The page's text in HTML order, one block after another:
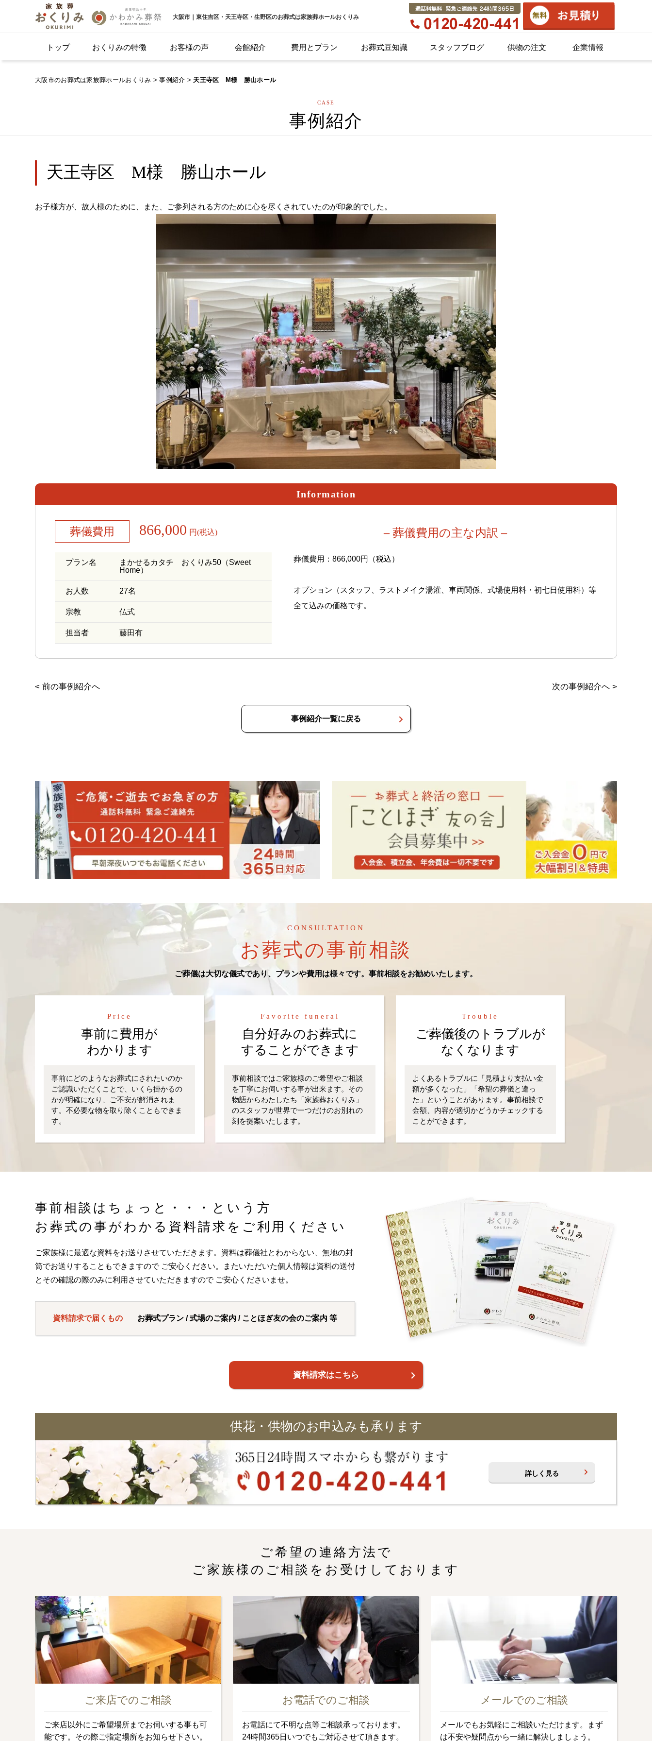
大阪市｜東住吉区・天王寺区・生野区のお葬式は家族葬ホールおくりみ
トップ おくりみの特徴 お客様の声 会館紹介 費用とプラン お葬式豆知識 スタッフブログ 供物の注文 企業情報
大阪市のお葬式は家族葬ホールおくりみ >事例紹介 > 天王寺区 M様 勝山ホール
CASE
事例紹介
天王寺区 M様 勝山ホール
お子様方が、故人様のために、また、ご参列される方のために心を尽くされていたのが印象的でした。
Information
葬儀費用 866,000 円(税込)
プラン名
まかせるカタチ おくりみ50（Sweet
Home）
お人数 27名
宗教 仏式
担当者 藤田有
– 葬儀費用の主な内訳 –
葬儀費用：866,000円（税込）
オプション（スタッフ、ラストメイク湯灌、車両関係、式場使用料・初七日使用料）等
全て込みの価格です。
< 前の事例紹介へ 次の事例紹介へ >
事例紹介一覧に戻る
CONSULTATION
お葬式の事前相談
ご葬儀は大切な儀式であり、プランや費用は様々です。事前相談をお勧めいたします。
Price
事前に費用が
わかります
事前にどのようなお葬式にされたいのか
ご認識いただくことで、いくら掛かるの
かが明確になり、ご不安が解消されま
す。不必要な物を取り除くこともできま
す。
Favorite funeral
自分好みのお葬式に
することができます
事前相談ではご家族様のご希望やご相談
を丁寧にお伺いする事が出来ます。その
物語からわたしたち「家族葬おくりみ」
のスタッフが世界で一つだけのお別れの
刻を提案いたします。
Trouble
ご葬儀後のトラブルが
なくなります
よくあるトラブルに「見積より支払い金
額が多くなった」「希望の葬儀と違っ
た」ということがあります。事前相談で
金額、内容が適切かどうかチェックする
ことができます。
事前相談はちょっと・・・という方
お葬式の事がわかる資料請求をご利用ください
ご家族様に最適な資料をお送りさせていただきます。資料は葬儀社とわからない、無地の封
筒でお送りすることもできますので ご安心ください。またいただいた個人情報は資料の送付
とその確認の際のみに利用させていただきますので ご安心くださいませ。
資料請求で届くもの お葬式プラン / 式場のご案内 / ことほぎ友の会のご案内 等
資料請求はこちら
供花・供物のお申込みも承ります
詳しく見る
ご希望の連絡方法で
ご家族様のご相談をお受けしております
ご来店でのご相談
ご来店以外にご希望場所までお伺いする事も可
能です。その際ご指定場所をお知らせ下さい。
お電話でのご相談
お電話にて不明な点等ご相談承っております。
24時間365日いつでもご対応させて頂きます。
メールでのご相談
メールでもお気軽にご相談いただけます。まず
は不安や疑問点から一緒に解決しましょう。